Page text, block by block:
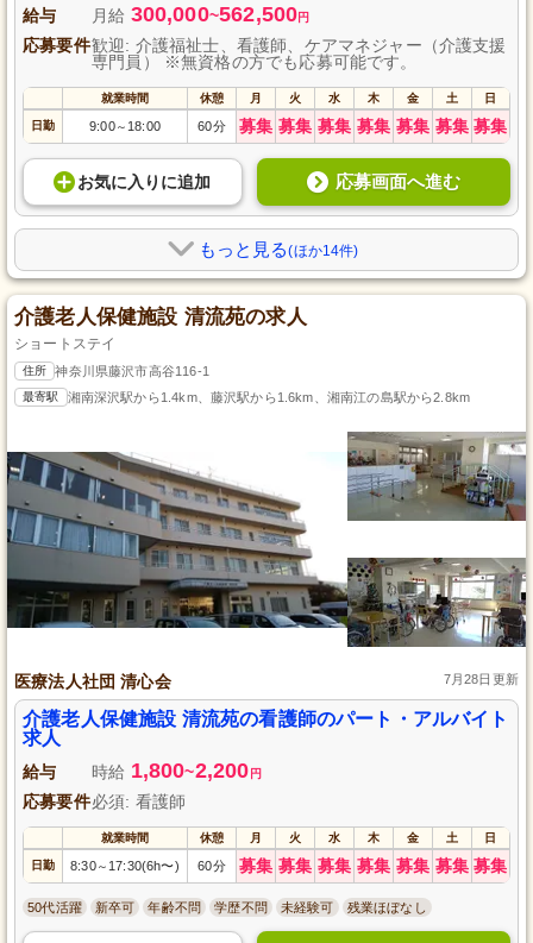
給与 月給 300,000~562,500円
応募要件歓迎: 介護福祉士、看護師、ケアマネジャー（介護支援
専門員） ※無資格の方でも応募可能です。
就業時間 休憩 月 火 水 木 金 土 日
日勤 9:00～ 18:00 60分 募集 募集 募集 募集 募集 募集 募集
お気に入り に追加 応募画面へ進む
もっと見る(ほか14件)
介護老人保健施設 清流苑の求人
ショートステイ
住所 神奈川県藤沢市高谷116-1
最寄駅 湘南深沢駅から1.4km、藤沢駅から1.6km、湘南江の島駅から2.8km
医療法人社団 清心会 7月28日更新
介護老人保健施設 清流苑の看護師のパート・アルバイト
求人
給与 時給 1,800~2,200 円
応募要件必須: 看護師
就業時間 休憩 月 火 水 木 金 土 日
日勤 8:30～ 17:30(6h〜) 60分 募集 募集 募集 募集 募集 募集 募集
50代活躍 新卒可 年齢不問 学歴不問 未経験可 残業ほぼなし